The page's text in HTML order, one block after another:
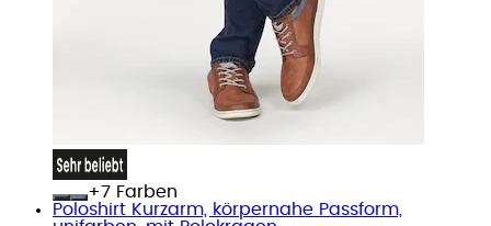
+
Farben
Poloshirt Kurzarm, körpernahe Passform,